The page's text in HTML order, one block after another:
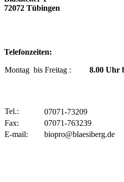
72072 Tübingen
Telefonzeiten:
Montag bis Freitag : 8.00 Uhr
Tel.:
07071-73209
Fax:
07071-763239
E-mail:
biopro@blaesiberg.de